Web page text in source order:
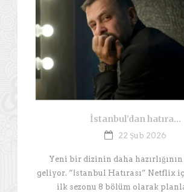
İstanbul’dan hatıra…
22 Şub 2026
Yeni bir dizinin daha
geliyor. “İstanbul Hatırası” Netflix
ilk sezonu 8 bölüm olarak